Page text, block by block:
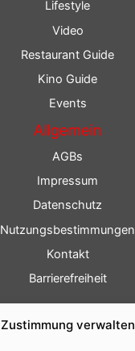
Zustimmung verwalten
Lifestyle
Video
Restaurant Guide
Kino Guide
Events
Allgemein
AGBs
Impressum
Datenschutz
Nutzungsbestimmungen
Kontakt
Barrierefreiheit
Fotoservice